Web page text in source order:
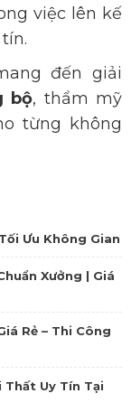
việc lên kế
đến giải
bộ, thẩm mỹ
từng không
Ưu Không Gian
Xưởng | Giá
Rẻ – Thi Công
Thất Uy Tín Tại